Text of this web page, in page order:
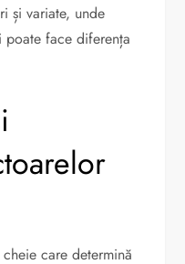
și variate, unde
poate face diferența
care determină